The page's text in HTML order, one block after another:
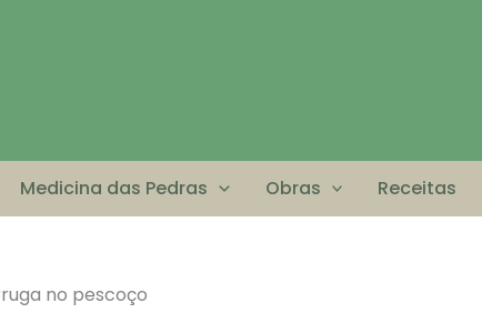
Medicina das Pedras Obras Receitas
no pescoço